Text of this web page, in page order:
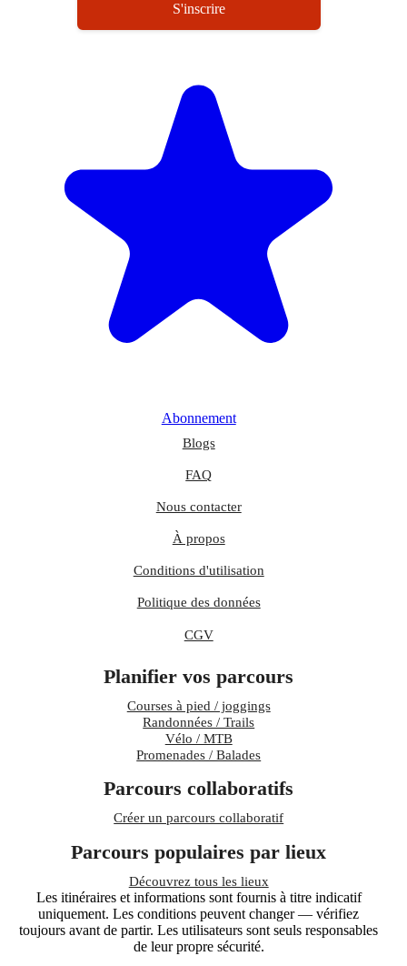
S'inscrire
Abonnement
Blogs
FAQ
Nous contacter
À propos
Conditions d'utilisation
Politique des données
CGV
Planifier vos parcours
Courses à pied / joggings
Randonnées / Trails
Vélo / MTB
Promenades / Balades
Parcours collaboratifs
Créer un parcours collaboratif
Parcours populaires par lieux
Découvrez tous les lieux
Les itinéraires et informations sont fournis à titre indicatif
uniquement. Les conditions peuvent changer — vérifiez
toujours avant de partir. Les utilisateurs sont seuls responsables
de leur propre sécurité.